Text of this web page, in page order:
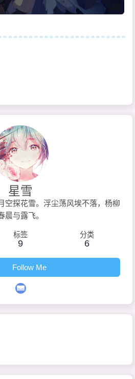
星雪
空探花雪。浮尘荡风埃不落，杨柳
晨与露飞。
标签
9
分类
6
Follow Me